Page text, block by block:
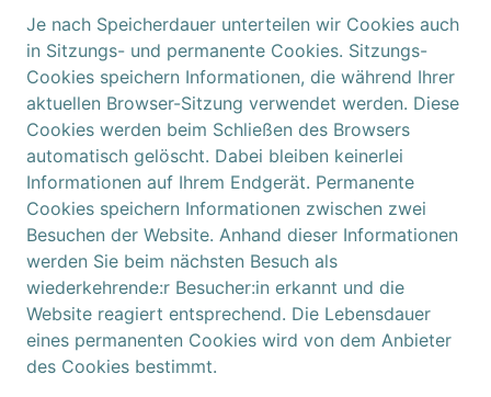
Je nach Speicherdauer unterteilen wir Cookies auch
in Sitzungs- und permanente Cookies. Sitzungs-
Cookies speichern Informationen, die während Ihrer
aktuellen Browser-Sitzung verwendet werden. Diese
Cookies werden beim Schließen des Browsers
automatisch gelöscht. Dabei bleiben keinerlei
Informationen auf Ihrem Endgerät. Permanente
Cookies speichern Informationen zwischen zwei
Besuchen der Website. Anhand dieser Informationen
werden Sie beim nächsten Besuch als
wiederkehrende:r Besucher:in erkannt und die
Website reagiert entsprechend. Die Lebensdauer
eines permanenten Cookies wird von dem Anbieter
des Cookies bestimmt.